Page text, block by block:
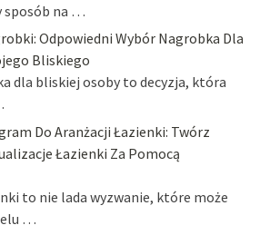
sposób na …
Odpowiedni Wybór Nagrobka Dla
Bliskiego
dla bliskiej osoby to decyzja, która
Do Aranżacji Łazienki: Twórz
Łazienki Za Pomocą
to nie lada wyzwanie, które może
…